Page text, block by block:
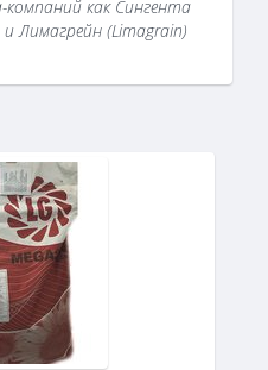
компаний как Сингента
и Лимагрейн (Limagrain)